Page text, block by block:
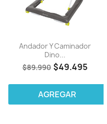
Andador Y Caminador
Dino...
$89.990 $49.495
AGREGAR